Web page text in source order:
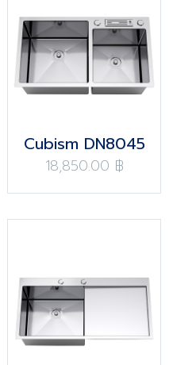
Cubism DN8045
18,850.00 ฿